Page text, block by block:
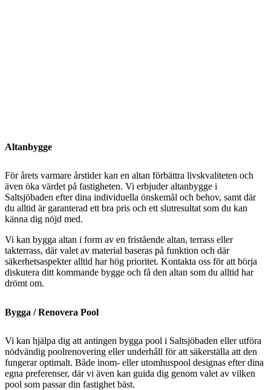
Altanbygge
För årets varmare årstider kan en altan förbättra livskvaliteten och
även öka värdet på fastigheten. Vi erbjuder altanbygge i
Saltsjöbaden efter dina individuella önskemål och behov, samt där
du alltid är garanterad ett bra pris och ett slutresultat som du kan
känna dig nöjd med.
Vi kan bygga altan i form av en fristående altan, terrass eller
takterrass, där valet av material baseras på funktion och där
säkerhetsaspekter alltid har hög prioritet. Kontakta oss för att börja
diskutera ditt kommande bygge och få den altan som du alltid har
drömt om.
Bygga / Renovera Pool
Vi kan hjälpa dig att antingen bygga pool i Saltsjöbaden eller utföra
nödvändig poolrenovering eller underhåll för att säkerställa att den
fungerar optimalt. Både inom- eller utomhuspool designas efter dina
egna preferenser, där vi även kan guida dig genom valet av vilken
pool som passar din fastighet bäst.